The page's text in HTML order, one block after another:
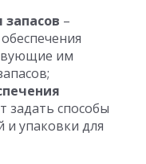
–
им
задать способы
и упаковки для